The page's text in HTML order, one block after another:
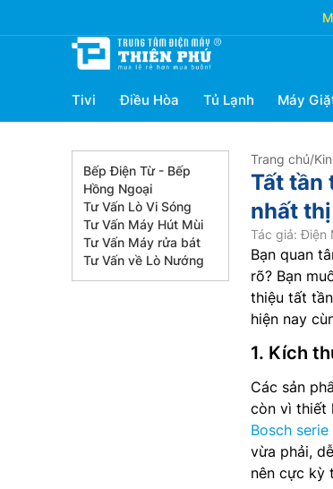
Tivi Điều Hòa Tủ Lạnh Máy
Bếp Điện Từ - Bếp
Hồng Ngoại
Tư Vấn Lò Vi Sóng
Tư Vấn Máy Hút Mùi
Tư Vấn Máy rửa bát
Tư Vấn về Lò Nướng
Trang chủ/
Tất tần
nhất
Tác giả: Điện
Bạn quan
rõ? Bạn
thiệu tất
hiện nay
1. Kích
Các sản
còn vì thiết
Bosch serie
vừa phải,
nên cực kỳ